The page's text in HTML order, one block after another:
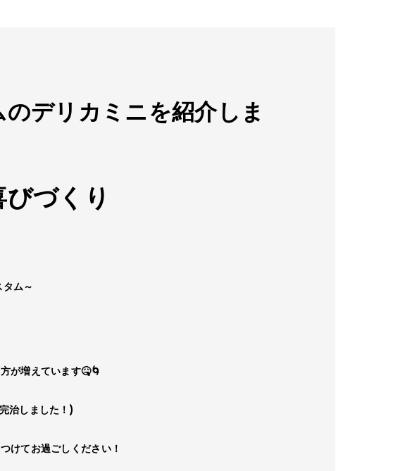
デリカミニを​紹介しま
びづくり
タム～
が​増えています🤒🌀
治しました！​)
けてお過ごしください！​